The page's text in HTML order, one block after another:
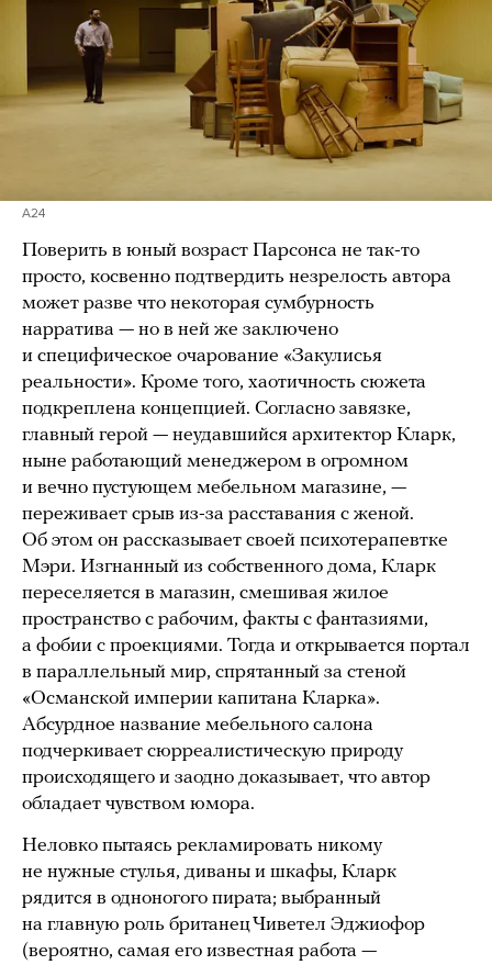
A24
Поверить в юный возраст Парсонса не так-то
просто, косвенно подтвердить незрелость автора
может разве что некоторая сумбурность
нарратива — но в ней же заключено
и специфическое очарование «Закулисья
реальности». Кроме того, хаотичность сюжета
подкреплена концепцией. Согласно завязке,
главный герой — неудавшийся архитектор Кларк,
ныне работающий менеджером в огромном
и вечно пустующем мебельном магазине, —
переживает срыв из-за расставания с женой.
Об этом он рассказывает своей психотерапевтке
Мэри. Изгнанный из собственного дома, Кларк
переселяется в магазин, смешивая жилое
пространство с рабочим, факты с фантазиями,
а фобии с проекциями. Тогда и открывается портал
в параллельный мир, спрятанный за стеной
«Османской империи капитана Кларка».
Абсурдное название мебельного салона
подчеркивает сюрреалистическую природу
происходящего и заодно доказывает, что автор
обладает чувством юмора.
Неловко пытаясь рекламировать никому
не нужные стулья, диваны и шкафы, Кларк
рядится в одноногого пирата; выбранный
на главную роль британец Чиветел Эджиофор
(вероятно, самая его известная работа —